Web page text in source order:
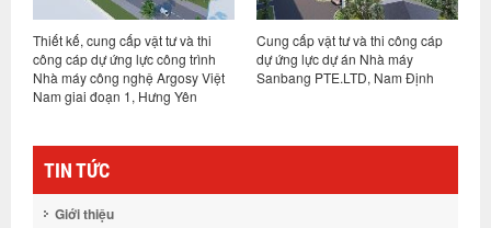
Thiết kế, cung cấp vật tư và thi
công cáp dự ứng lực công trình
Nhà máy công nghệ Argosy Việt
Nam giai đoạn 1, Hưng Yên
Cung cấp vật tư và thi công cáp
dự ứng lực dự án Nhà máy
Sanbang PTE.LTD, Nam Định
TIN TỨC
Giới thiệu